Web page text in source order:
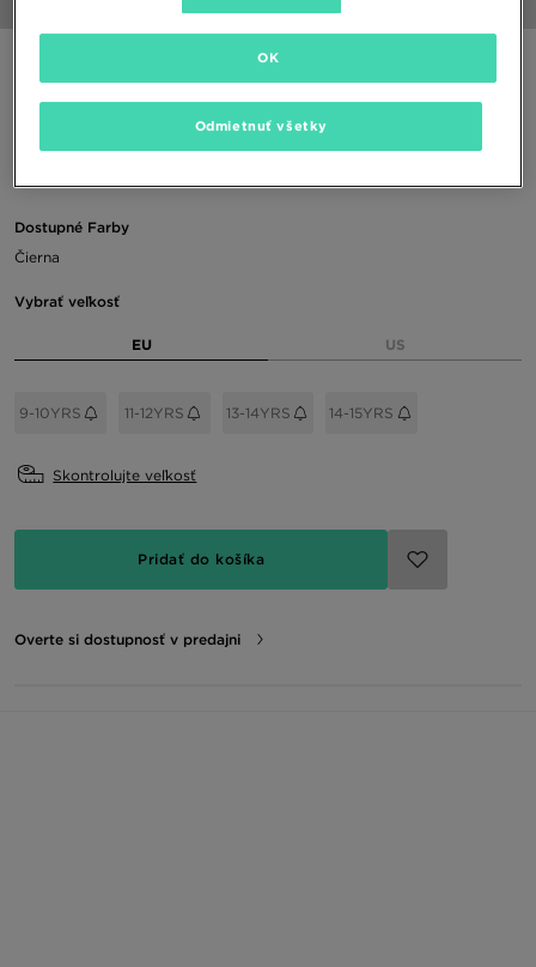
ADIDAS LEGGINGS (G) TRI STRPE LEG BLK/PNK
Dostupné Farby
Čierna
Vybrať veľkosť
EU US
9-10YRS 11-12YRS 13-14YRS 14-15YRS
Skontrolujte veľkosť
Pridať do košíka
Overte si dostupnosť v predajni
Odmietnuť všetky
OK